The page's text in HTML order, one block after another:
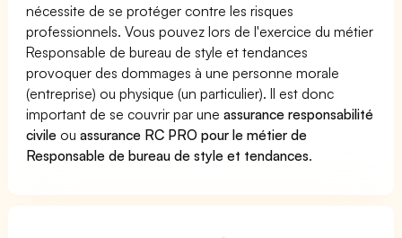
nécessite de se protéger contre les risques
professionnels. Vous pouvez lors de l'exercice du métier
Responsable de bureau de style et tendances
provoquer des dommages à une personne morale
(entreprise) ou physique (un particulier). Il est donc
important de se couvrir par uneassurance responsabilité
civile ouassurance RC PRO pour le métier de
Responsable de bureau de style et tendances.